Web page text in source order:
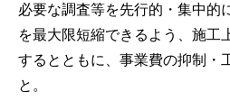
必要な調査等を先行的・集中的
を最大限短縮できるよう、施工
するとともに、事業費の抑制・
と。